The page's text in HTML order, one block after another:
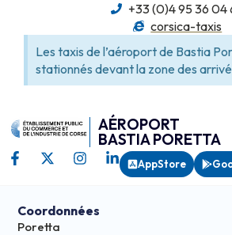
+33 (0)4 95 36 04
corsica-taxis
Les taxis de l’aéroport de Bastia
stationnés devant la zone des
AÉROPORT
BASTIA PORETTA
AppStore
Coordonnées
Poretta